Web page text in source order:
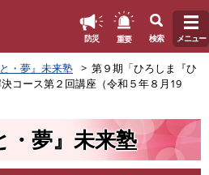
防災 重要 検索 メニュー
・夢』未来塾
第９期「ひろしま『ひ
コース第２回講座（令和５年８月19
・夢』未来塾